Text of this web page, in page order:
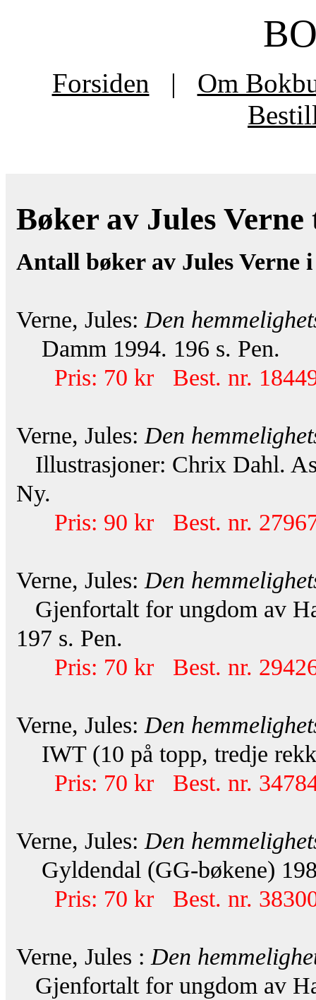
Forsiden |
Om
Bøker av Jules Verne
Antall bøker av Jules Verne
Verne, Jules: Den
Damm 1994. 196 s. Pen.
Pris: 70 kr Best. nr.
Verne, Jules: Den
Illustrasjoner: Chrix Dahl.
Ny.
Pris: 90 kr Best. nr.
Verne, Jules: Den
Gjenfortalt for ungdom av
197 s. Pen.
Pris: 70 kr Best. nr.
Verne, Jules: Den
IWT (10 på topp, tredje
Pris: 70 kr Best. nr.
Verne, Jules: Den
Gyldendal (GG-bøkene)
Pris: 70 kr Best. nr.
Verne, Jules : Den
Gjenfortalt for ungdom av